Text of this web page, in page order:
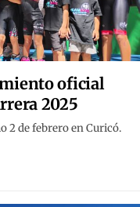
oficial
2025
2 de febrero en Curicó.